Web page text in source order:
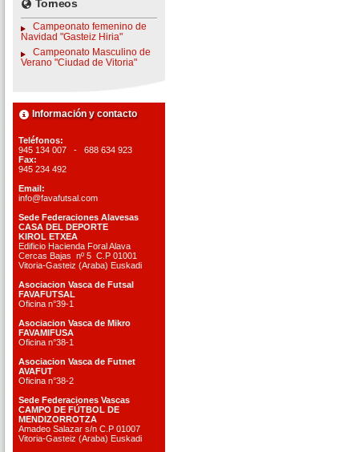
Torneos
Campeonato femenino de
Navidad "Gasteiz Hiria"
Campeonato Masculino de
Verano "Ciudad de Vitoria"
Información y contacto
Teléfonos:
945 134 007 - 688 634 923
Fax:
945 234 492
Email:
info@favafutsal.com
Sede Federaciones Alavesas
CASA DEL DEPORTE
KIROL ETXEA
Edificio Hacienda Foral Alava
Cercas Bajas nº 5 C.P 01001
Vitoria-Gasteiz (Araba) Euskadi
Asociacion Vasca de Futsal
FAVAFUTSAL
Oficina n°39-1
Asociacion Vasca de Mikro
FAVAMIFUSA
Oficina n°38-1
Asociacion Vasca de Futnet
AVAFUT
Oficina n°38-2
Sede Federaciones Vascas
CAMPO DE FÚTBOL DE
MENDIZORROTZA
Amadeo Salazar s/n C.P 01007
Vitoria-Gasteiz (Araba) Euskadi